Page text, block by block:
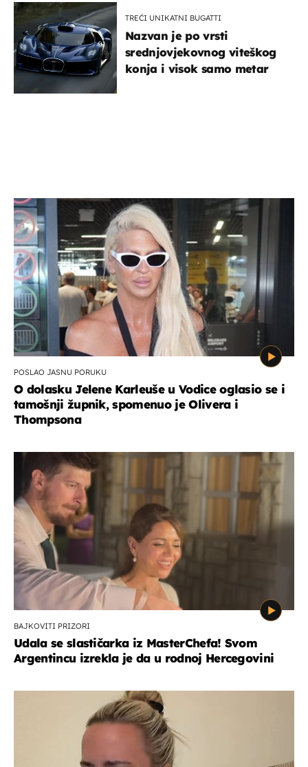
TREĆI UNIKATNI BUGATTI
Nazvan je po vrsti
srednjovjekovnog viteškog
konja i visok samo metar
POSLAO JASNU PORUKU
O dolasku Jelene Karleuše u Vodice oglasio se i
tamošnji župnik, spomenuo je Olivera i
Thompsona
BAJKOVITI PRIZORI
Udala se slastičarka iz MasterChefa! Svom
Argentincu izrekla je da u rodnoj Hercegovini